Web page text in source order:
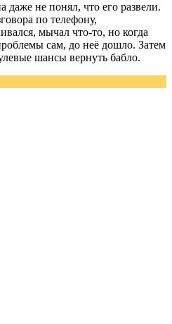
не понял, что его развели.
по телефону,
мычал что-то, но когда
сам, до неё дошло. Затем
шансы вернуть бабло.